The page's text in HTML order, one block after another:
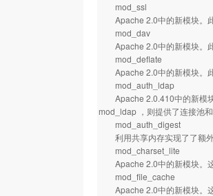
mod_ssl
Apache 2.0中的新模块。此
mod_dav
Apache 2.0中的新模块。此
mod_deflate
Apache 2.0中的新模块。此
mod_auth_ldap
Apache 2.0.410中的新模块
mod_ldap ，则提供了连接池
mod_auth_digest
利用共享内存实现了了额
mod_charset_lite
Apache 2.0中的新模块。这
mod_file_cache
Apache 2.0中的新模块。这